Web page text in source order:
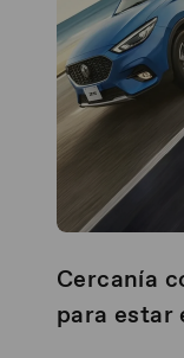
Cercanía
para estar